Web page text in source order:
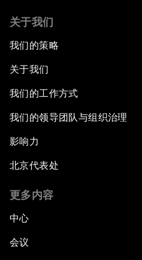
关于我们
我们的策略
关于我们
我们的工作方式
我们的领导团队与组织治理
影响力
北京代表处
更多内容
中心
会议